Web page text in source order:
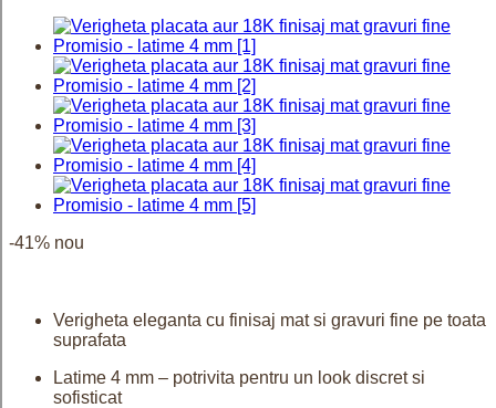
-41% nou
Verigheta eleganta cu finisaj mat si gravuri fine pe toata
suprafata
Latime 4 mm – potrivita pentru un look discret si
sofisticat